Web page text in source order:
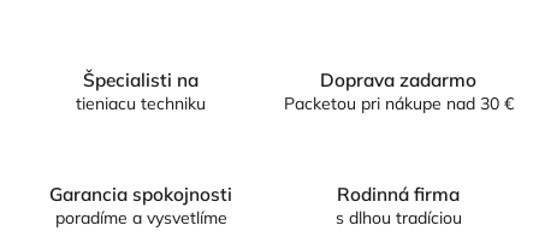
Špecialisti na
tieniacu techniku
Doprava zadarmo
Packetou pri nákupe nad 30 €
Garancia spokojnosti
poradíme a vysvetlíme
Rodinná firma
s dlhou tradíciou